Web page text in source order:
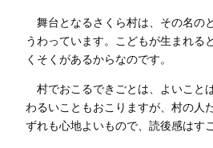
舞台となるさくら村は、その名の
うわっています。こどもが生まれる
くそくがあるからなのです。
村でおこるできごとは、よいこと
わるいこともおこりますが、村の人
ずれも心地よいもので、読後感はす